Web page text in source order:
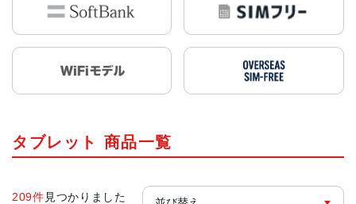
タブレット 商品一覧
209件 見つかりました